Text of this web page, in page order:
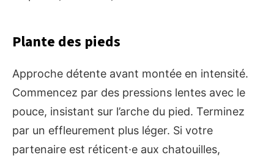
Plante des pieds
Approche détente avant montée en intensité.
Commencez par des pressions lentes avec le
pouce, insistant sur l’arche du pied. Terminez
par un effleurement plus léger. Si votre
partenaire est réticent·e aux chatouilles,